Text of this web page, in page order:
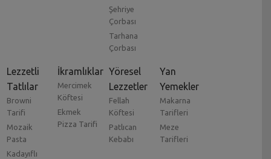
Şehriye
Çorbası
Tarhana
Çorbası
Lezzetli
Tatlılar
Browni
Tarifi
Mozaik
Pasta
Kadayıflı
İkramlıklar
Mercimek
Köftesi
Ekmek
Pizza Tarifi
Yöresel
Lezzetler
Fellah
Köftesi
Patlıcan
Kebabı
Yan
Yemekler
Makarna
Tarifleri
Meze
Tarifleri